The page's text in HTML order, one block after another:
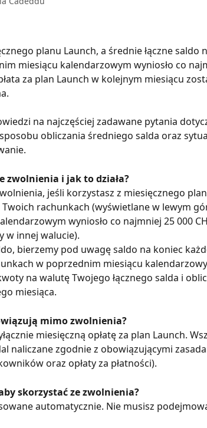
planu Launch, a średnie łączne saldo
miesiącu kalendarzowym wyniosło co
za plan Launch w kolejnym miesiącu
na najczęściej zadawane pytania
obliczania średniego salda oraz
zwolnienia i jak to działa?
jeśli korzystasz z miesięcznego
Twoich rachunkach (wyświetlane w lewym
wyniosło co najmniej 25 000
w innej walucie).
bierzemy pod uwagę saldo na koniec
w poprzednim miesiącu
na walutę Twojego łącznego salda i
miesiąca.
mimo zwolnienia?
miesięczną opłatę za plan Launch.
naliczane zgodnie z obowiązującymi
oraz opłaty za płatności).
skorzystać ze zwolnienia?
automatycznie. Nie musisz